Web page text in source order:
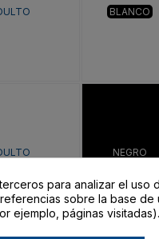
BLANCO
NEGRO
para analizar el uso
sobre la base
ejemplo, páginas visitadas).